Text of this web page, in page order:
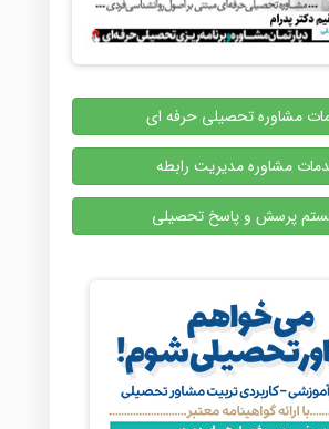
مشاوره تحصیلی حرفه ای
مشاوره مدیریت رابطه
پرسش و پاسخ تحصیلی